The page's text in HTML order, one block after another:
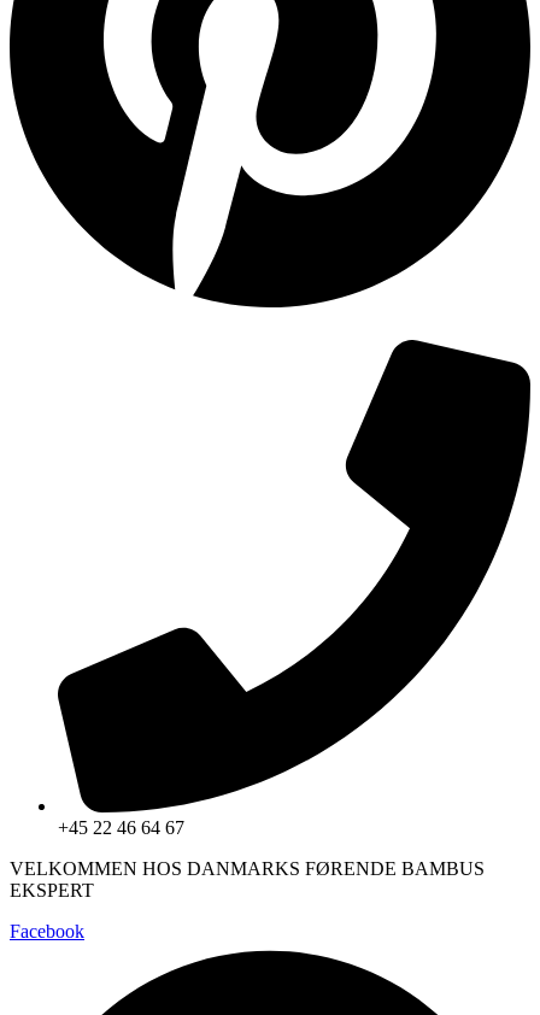
+45 22 46 64 67
VELKOMMEN HOS DANMARKS FØRENDE BAMBUS
EKSPERT
Facebook